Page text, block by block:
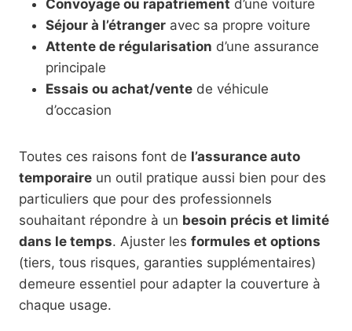
Convoyage ou rapatriement d’une voiture
Séjour à l’étranger avec sa propre voiture
Attente de régularisation d’une assurance
principale
Essais ou achat/vente de véhicule
d’occasion
Toutes ces raisons font de l’assurance auto
temporaire un outil pratique aussi bien pour des
particuliers que pour des professionnels
souhaitant répondre à un besoin précis et limité
dans le temps. Ajuster les formules et options
(tiers, tous risques, garanties supplémentaires)
demeure essentiel pour adapter la couverture à
chaque usage.